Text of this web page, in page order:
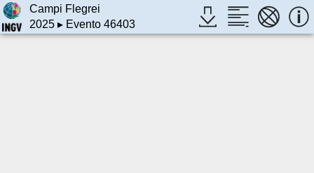
Campi Flegrei
2025▸ Evento 46403